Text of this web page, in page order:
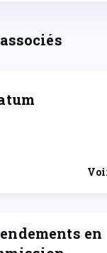
1975
en